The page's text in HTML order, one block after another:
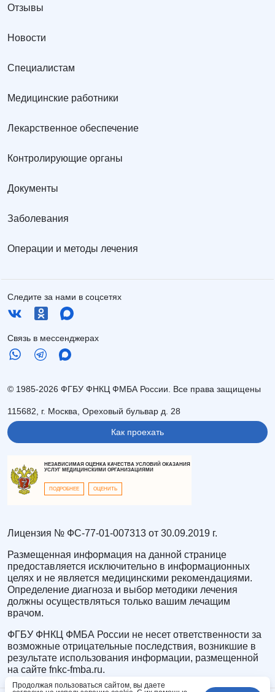
Отзывы
Новости
Специалистам
Медицинские работники
Лекарственное обеспечение
Контролирующие органы
Документы
Заболевания
Операции и методы лечения
Следите за нами в соцсетях
Связь в мессенджерах
© 1985-2026 ФГБУ ФНКЦ ФМБА России. Все права защищены
115682, г. Москва, Ореховый бульвар д. 28
Как проехать
НЕЗАВИСИМАЯ ОЦЕНКА КАЧЕСТВА УСЛОВИЙ ОКАЗАНИЯ
УСЛУГ МЕДИЦИНСКИМИ ОРГАНИЗАЦИЯМИ
ПОДРОБНЕЕ ОЦЕНИТЬ
Лицензия № ФС-77-01-007313 от 30.09.2019 г.
Размещенная информация на данной странице
предоставляется исключительно в информационных
целях и не является медицинскими рекомендациями.
Определение диагноза и выбор методики лечения
должны осуществляться только вашим лечащим
врачом.
ФГБУ ФНКЦ ФМБА России не несет ответственности за
возможные отрицательные последствия, возникшие в
результате использования информации, размещенной
на сайте fnkc-fmba.ru.
Продолжая пользоваться сайтом, вы даете